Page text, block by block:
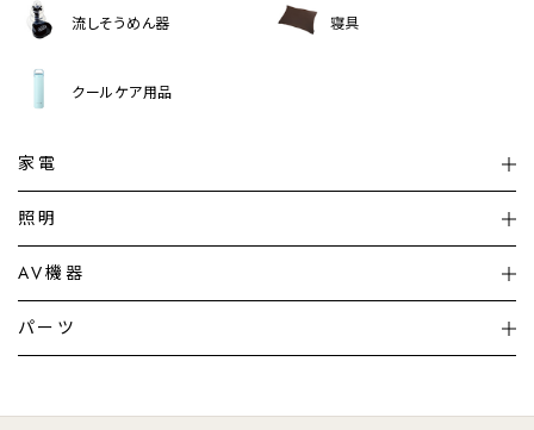
流しそうめん器 寝具
クールケア用品
家電
加湿器・空気清浄機
暖房機 掃除機
調理家電 生活家電
照明
シーリングライト
デスクライト
AV機器
テレビ
パーツ